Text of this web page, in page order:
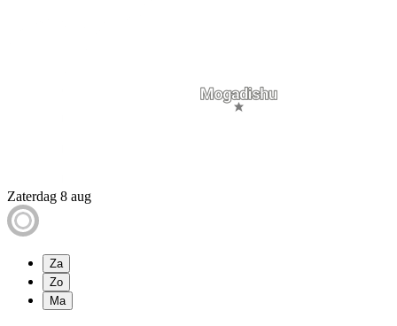
Zaterdag 8 aug
Za
Zo
Ma